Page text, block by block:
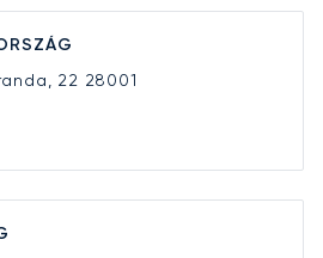
22 28001